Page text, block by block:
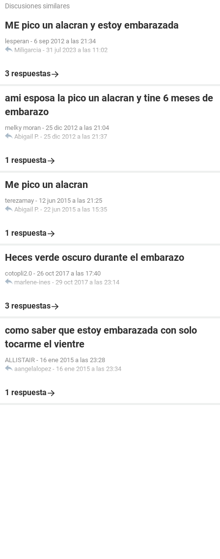
Discusiones similares
ME pico un alacran y estoy embarazada
lesperan - 6 sep 2012 a las 21:34
Miligarcia - 31 jul 2023 a las 11:02
3 respuestas
ami esposa la pico un alacran y tine 6 meses de
embarazo
melky moran - 25 dic 2012 a las 21:04
Abigail P. - 25 dic 2012 a las 21:37
1 respuesta
Me pico un alacran
terezamay - 12 jun 2015 a las 21:25
Abigail P. - 22 jun 2015 a las 15:35
1 respuesta
Heces verde oscuro durante el embarazo
cotopli2.0 - 26 oct 2017 a las 17:40
marlene-ines - 29 oct 2017 a las 23:14
3 respuestas
como saber que estoy embarazada con solo
tocarme el vientre
ALLISTAIR - 16 ene 2015 a las 23:28
aangelalopez - 16 ene 2015 a las 23:34
1 respuesta